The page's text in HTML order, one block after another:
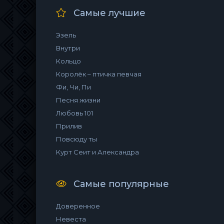
Самые лучшие
Эзель
Внутри
Кольцо
Королёк – птичка певчая
Фи, Чи, Пи
Песня жизни
Любовь 101
Прилив
Повсюду ты
Курт Сеит и Александра
Самые популярные
Доверенное
Невеста